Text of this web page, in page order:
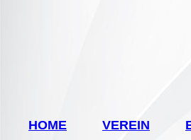
HOME VEREIN